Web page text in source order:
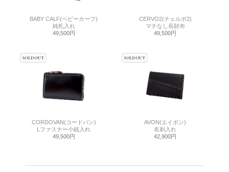
BABY CALF(ベビーカーフ)
純札入れ
49,500円
CERVO2(チェルボ2)
マチなし長財布
49,500円
CORDOVAN(コードバン)
Lファスナー小銭入れ
49,500円
AVON(エイボン)
名刺入れ
42,900円